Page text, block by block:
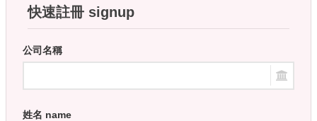
快速註冊 signup
公司名稱
姓名 name